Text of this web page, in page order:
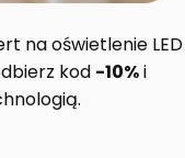
na oświetlenie LED
kod -10%i